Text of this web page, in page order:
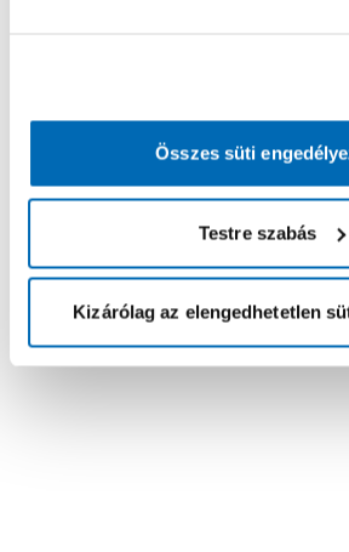
Összes süti
Testre szabás
Kizárólag az elengedhetetlen